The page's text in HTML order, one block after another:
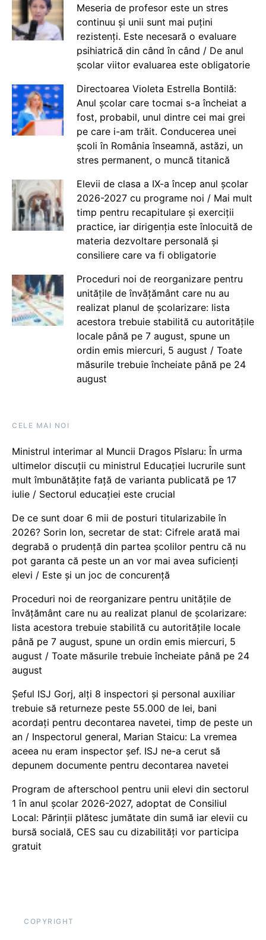
Meseria de profesor este un stres
continuu și unii sunt mai puțini
rezistenți. Este necesară o evaluare
psihiatrică din când în când / De anul
școlar viitor evaluarea este obligatorie
Directoarea Violeta Estrella Bontilă:
Anul școlar care tocmai s-a încheiat a
fost, probabil, unul dintre cei mai grei
pe care i-am trăit. Conducerea unei
școli în România înseamnă, astăzi, un
stres permanent, o muncă titanică
Elevii de clasa a IX-a încep anul școlar
2026-2027 cu programe noi / Mai mult
timp pentru recapitulare și exerciții
practice, iar dirigenția este înlocuită de
materia dezvoltare personală și
consiliere care va fi obligatorie
Proceduri noi de reorganizare pentru
unitățile de învățământ care nu au
realizat planul de școlarizare: lista
acestora trebuie stabilită cu autoritățile
locale până pe 7 august, spune un
ordin emis miercuri, 5 august / Toate
măsurile trebuie încheiate până pe 24
august
CELE MAI NOI
Ministrul interimar al Muncii Dragos Pîslaru: În urma
ultimelor discuții cu ministrul Educației lucrurile sunt
mult îmbunătățite față de varianta publicată pe 17
iulie / Sectorul educației este crucial
De ce sunt doar 6 mii de posturi titularizabile în
2026? Sorin Ion, secretar de stat: Cifrele arată mai
degrabă o prudență din partea școlilor pentru că nu
pot garanta că peste un an vor mai avea suficienți
elevi / Este și un joc de concurență
Proceduri noi de reorganizare pentru unitățile de
învățământ care nu au realizat planul de școlarizare:
lista acestora trebuie stabilită cu autoritățile locale
până pe 7 august, spune un ordin emis miercuri, 5
august / Toate măsurile trebuie încheiate până pe 24
august
Șeful ISJ Gorj, alți 8 inspectori și personal auxiliar
trebuie să returneze peste 55.000 de lei, bani
acordați pentru decontarea navetei, timp de peste un
an / Inspectorul general, Marian Staicu: La vremea
aceea nu eram inspector șef. ISJ ne-a cerut să
depunem documente pentru decontarea navetei
Program de afterschool pentru unii elevi din sectorul
1 în anul școlar 2026-2027, adoptat de Consiliul
Local: Părinții plătesc jumătate din sumă iar elevii cu
bursă socială, CES sau cu dizabilităţi vor participa
gratuit
COPYRIGHT